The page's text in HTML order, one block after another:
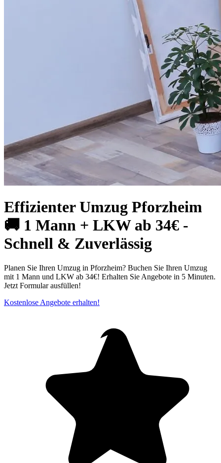
Effizienter Umzug Pforzheim
🚚 1 Mann + LKW ab 34€ -
Schnell & Zuverlässig
Planen Sie Ihren Umzug in Pforzheim? Buchen Sie Ihren Umzug
mit 1 Mann und LKW ab 34€! Erhalten Sie Angebote in 5 Minuten.
Jetzt Formular ausfüllen!
Kostenlose Angebote erhalten!